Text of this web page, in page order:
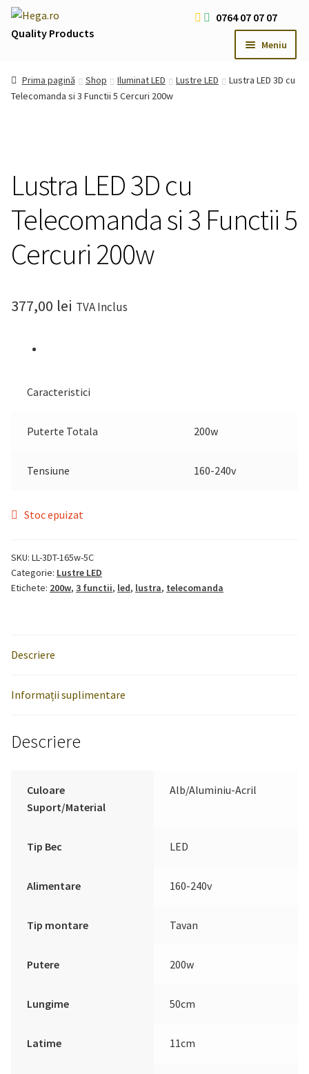
Sari
la
Sari
la
Quality Products
0764 07 07 07
Meniu
Cum platesc
Iluminat LED
meniul
copil
Iluminat Arhitectural & Biserici
Extinde
meniul
Prima pagină Shop Iluminat LED Lustre LED
Lustra LED 3D cu
Telecomanda si 3 Functii 5 Cercuri 200w
Lustra LED 3D cu
Telecomanda si 3 Functii 5
Cercuri 200w
377,00 lei TVA Inclus
Caracteristici
Puterte Totala 200w
Tensiune 160-240v
Stoc epuizat
SKU: LL-3DT-165w-5C
Categorie: Lustre LED
Etichete: 200w, 3 functii, led, lustra, telecomanda
Descriere
Informații suplimentare
Descriere
Culoare
Suport/Material
Alb/Aluminiu-Acril
Tip Bec LED
Alimentare 160-240v
Tip montare Tavan
Putere 200w
Lungime 50cm
Latime 11cm